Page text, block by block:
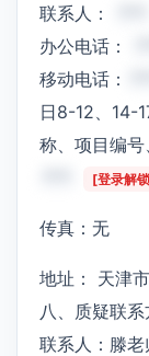
联系人：
办公电话：
移动电话：
日8-12、14-
称、项目编号
[登录解
传真：无
地址： 天津
八、质疑联
联系人：滕